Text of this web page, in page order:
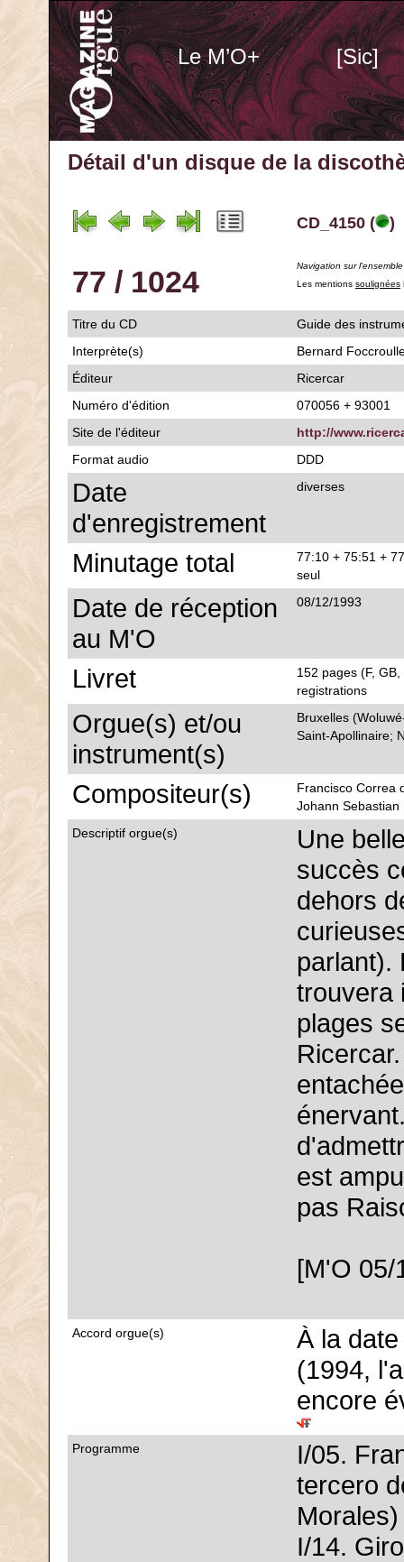
Le M’O+ [Sic]
Détail d'un disque de la
CD_4150 ( )
77 / 1024
Navigation sur
Les mentions soulignées
Titre du CD
Guide des
Interprète(s)
Bernard
Éditeur
Ricercar
Numéro d'édition
070056 + 93001
Site de l'éditeur
http://
Format audio
DDD
Date
d'enregistrement
diverses
Minutage total
77:10 + 75:51 +
seul
Date de réception
au M'O
08/12/1993
Livret
152 pages (F,
registrations
Orgue(s) et/ou
instrument(s)
Bruxelles
Saint-Apollinaire;
Compositeur(s)
Francisco Correa
Johann Sebastian
Descriptif orgue(s)
Une
succès
dehors
parlant).
trouvera
plages
est
pas
[M'O 05/
Accord orgue(s)
À la
(1994,
encore
Programme
I/05.
tercero
Morales)
I/14.